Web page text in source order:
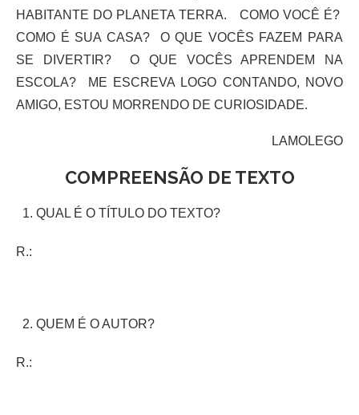
HABITANTE DO PLANETA TERRA. COMO VOCÊ É?
COMO É SUA CASA? O QUE VOCÊS FAZEM PARA
SE DIVERTIR? O QUE VOCÊS APRENDEM NA
ESCOLA? ME ESCREVA LOGO CONTANDO, NOVO
AMIGO, ESTOU MORRENDO DE CURIOSIDADE.
LAMOLEGO
COMPREENSÃO DE TEXTO
QUAL É O TÍTULO DO TEXTO?
R.:
QUEM É O AUTOR?
R.: